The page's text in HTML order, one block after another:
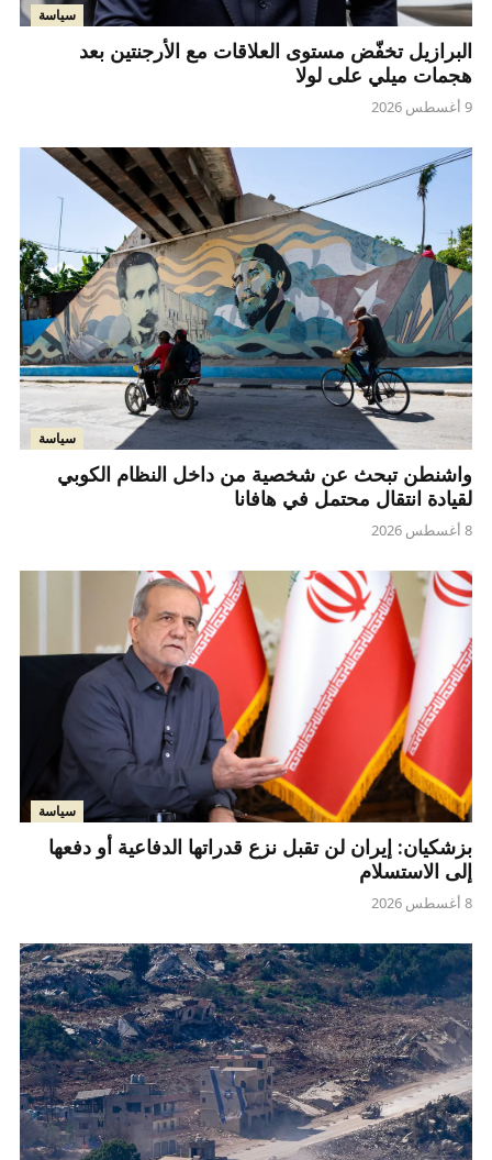
سياسة
البرازيل تخفّض مستوى العلاقات مع الأرجنتين بعد
هجمات ميلي على لولا
9 أغسطس 2026
سياسة
واشنطن تبحث عن شخصية من داخل النظام الكوبي
لقيادة انتقال محتمل في هافانا
8 أغسطس 2026
سياسة
بزشكيان: إيران لن تقبل نزع قدراتها الدفاعية أو دفعها
إلى الاستسلام
8 أغسطس 2026